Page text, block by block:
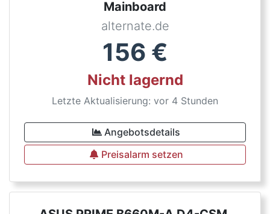
Mainboard
alternate.de
156 €
Nicht lagernd
Letzte Aktualisierung: vor 4 Stunden
Angebotsdetails
Preisalarm setzen